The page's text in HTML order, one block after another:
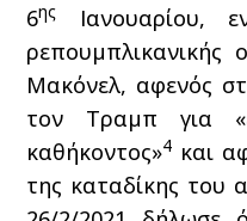
6ης
Ιανουαρίου,
Μακόνελ, αφενός
τον Τραμπ για
καθήκοντος»4 και
της καταδίκης του